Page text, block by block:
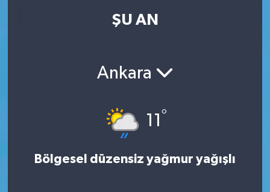
ŞU AN
Ankara
11°
Bölgesel düzensiz yağmur yağışlı
Son Dakika Haberleri